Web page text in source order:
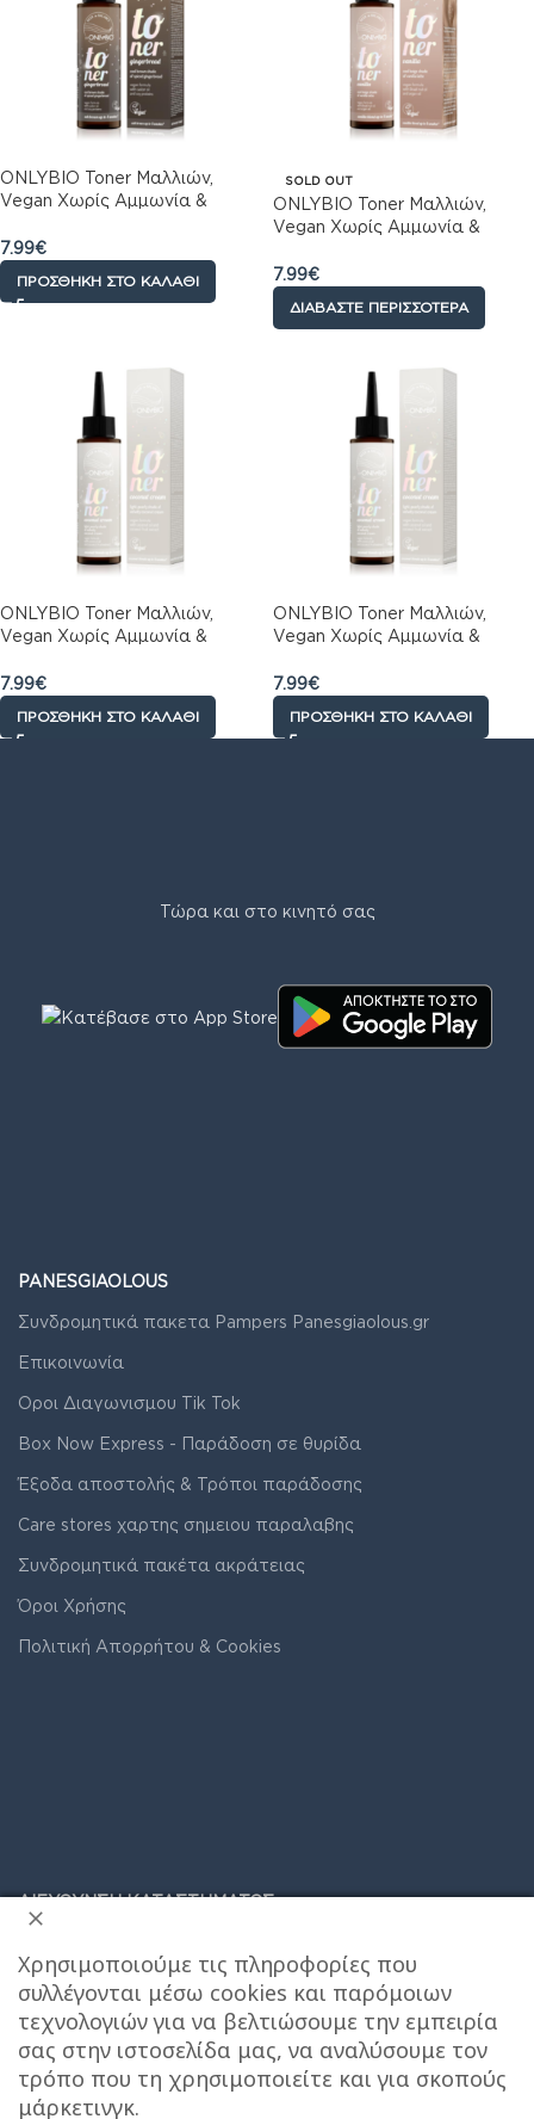
ONLYBIO Toner Μαλλιών,
Vegan Χωρίς Αμμωνία &
Gingerbread Καφέ, 100ml
7.99€
ΠΡΟΣΘΉΚΗ ΣΤΟ ΚΑΛΆΘΙ
SOLD OUT
ONLYBIO Toner Μαλλιών,
Vegan Χωρίς Αμμωνία &
Vanilla, Μπεζ Τόνοι, Λάμψη &
Λεπτή Ανταύγεια, 100ml
7.99€
ΔΙΑΒΆΣΤΕ ΠΕΡΙΣΣΌΤΕΡΑ
ONLYBIO Toner Μαλλιών,
Vegan Χωρίς Αμμωνία &
Αμυγδάλου, Κρεμώδης &
Γαλακτώδης Μπεζ Απόχρωση,
100ml
7.99€
ΠΡΟΣΘΉΚΗ ΣΤΟ ΚΑΛΆΘΙ
ONLYBIO Toner Μαλλιών,
Vegan Χωρίς Αμμωνία &
Κρέμα Καρύδας, Ανοιχτή
Περλέ Απόχρωση, 100ml
7.99€
ΠΡΟΣΘΉΚΗ ΣΤΟ ΚΑΛΆΘΙ
Τώρα και στο κινητό σας
PANESGIAOLOUS
Συνδρομητικά πακετα Pampers Panesgiaolous.gr
Επικοινωνία
Οροι Διαγωνισμου Tik Tok
Box Now Express - Παράδοση σε θυρίδα
Έξοδα αποστολής & Τρόποι παράδοσης
Care stores χαρτης σημειου παραλαβης
Συνδρομητικά πακέτα ακράτειας
Όροι Χρήσης
Πολιτική Απορρήτου & Cookies
ΔΙΕΥΘΥΝΣΗ ΚΑΤΑΣΤΗΜΑΤΟΣ
Care stores Χολαργού: 17ης Νοεμβρίου 20, Χολαργός ,
2106514570
Χάρτης
ΚΕΝΤΡΙΚΕΣ ΑΠΟΘΗΚΕΣ ΠΑΙΑΝΙΑΤηλεφωνο
επικοινωνίας αποθήκης : 6976890700
Χρησιμοποιούμε τις πληροφορίες που
συλλέγονται μέσω cookies και παρόμοιων
τεχνολογιών για να βελτιώσουμε την εμπειρία
σας στην ιστοσελίδα μας, να αναλύσουμε τον
τρόπο που τη χρησιμοποιείτε και για σκοπούς
μάρκετινγκ.